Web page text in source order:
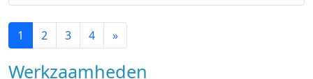
1 2 3 4 »
Werkzaamheden